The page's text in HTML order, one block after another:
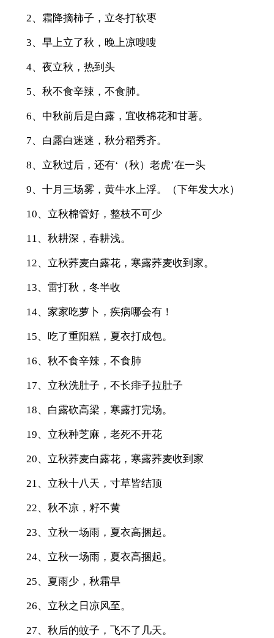
2、霜降摘柿子，立冬打软枣
3、早上立了秋，晚上凉嗖嗖
4、夜立秋，热到头
5、秋不食辛辣，不食肺。
6、中秋前后是白露，宜收棉花和甘薯。
7、白露白迷迷，秋分稻秀齐。
8、立秋过后，还有‘（秋）老虎’在一头
9、十月三场雾，黄牛水上浮。（下年发大水）
10、立秋棉管好，整枝不可少
11、秋耕深，春耕浅。
12、立秋荞麦白露花，寒露荞麦收到家。
13、雷打秋，冬半收
14、家家吃萝卜，疾病哪会有！
15、吃了重阳糕，夏衣打成包。
16、秋不食辛辣，不食肺
17、立秋洗肚子，不长痱子拉肚子
18、白露砍高梁，寒露打完场。
19、立秋种芝麻，老死不开花
20、立秋荞麦白露花，寒露荞麦收到家
21、立秋十八天，寸草皆结顶
22、秋不凉，籽不黄
23、立秋一场雨，夏衣高捆起。
24、立秋一场雨，夏衣高捆起。
25、夏雨少，秋霜早
26、立秋之日凉风至。
27、秋后的蚊子，飞不了几天。